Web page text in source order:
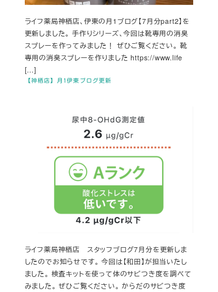
【神栖店】月1伊東ブログ更新
ライフ薬局神栖店、伊東の月1ブログ【7月分part2】を
更新しました。 手作りシリーズ、今回は靴専用の消臭
スプレーを作ってみました！ ぜひご覧ください。 靴
専用の消臭スプレーを作りました https://www.life
[…]
ライフ薬局神栖店 スタッフブログ7月分を更新しま
したのでお知らせです。 今回は【和田】が担当いたし
ました。 検査キットを使って体のサビつき度を調べて
みました。 ぜひご覧ください。 からだのサビつき度